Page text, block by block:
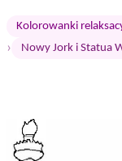
Kolorowanki
› Nowy Jork i Statua